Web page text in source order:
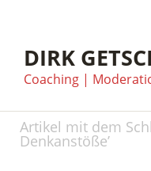
DIRK
Coaching |
Artikel mit dem
Denkanstöße’